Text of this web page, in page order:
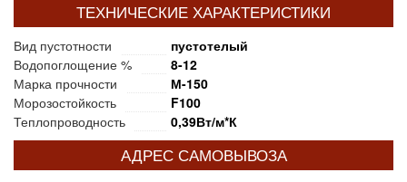
ТЕХНИЧЕСКИЕ ХАРАКТЕРИСТИКИ
Вид пустотности
пустотелый
Водопоглощение %
8-12
Марка прочности
М-150
Морозостойкость
F100
Теплопроводность
0,39Вт/м*К
АДРЕС САМОВЫВОЗА